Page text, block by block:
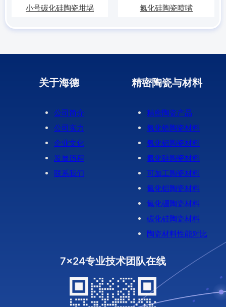
小号碳化硅陶瓷坩埚 氮化硅陶瓷喷嘴
关于海德
公司简介
公司实力
企业文化
发展历程
联系我们
精密陶瓷与材料
精密陶瓷产品
氧化锆陶瓷材料
氧化铝陶瓷材料
氮化硅陶瓷材料
可加工陶瓷材料
氮化铝陶瓷材料
氮化硼陶瓷材料
碳化硅陶瓷材料
陶瓷材料性能对比
7x24专业技术团队在线